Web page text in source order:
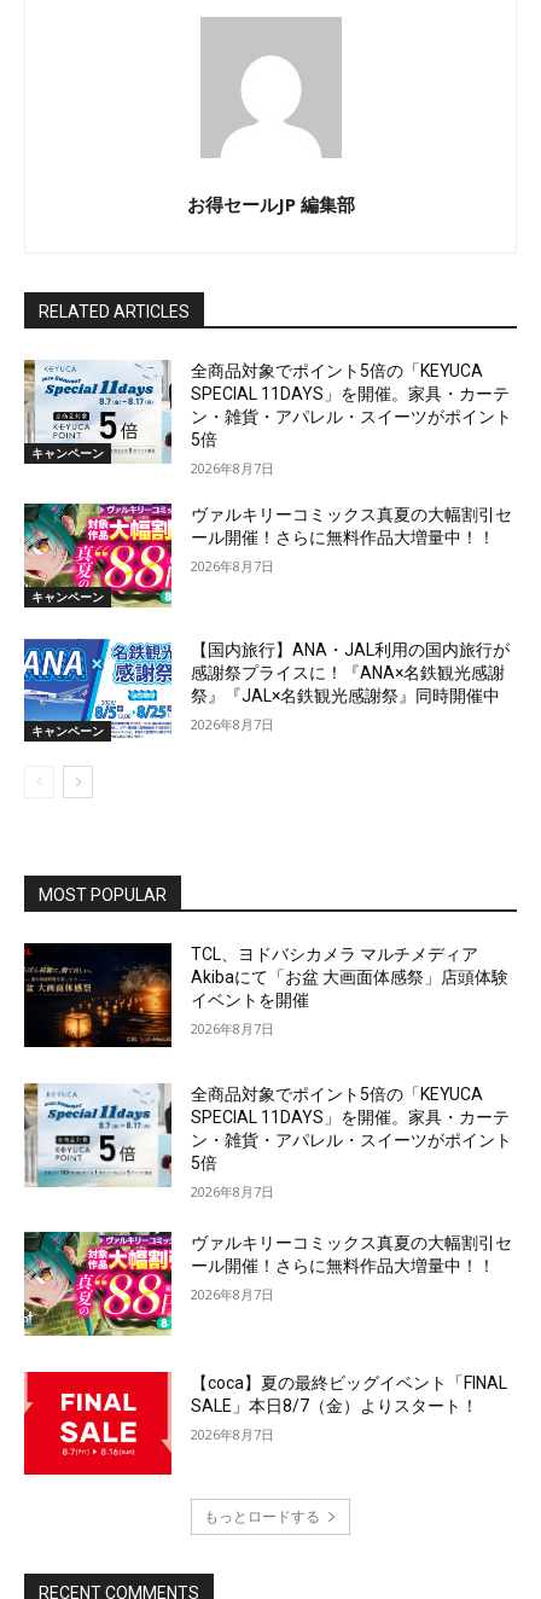
お得セールJP 編集部
RELATED ARTICLES
キャンペーン
全商品対象でポイント5倍の「KEYUCA
SPECIAL 11DAYS」を開催。家具・カーテ
ン・雑貨・アパレル・スイーツがポイント
5倍
2026年8月7日
キャンペーン
ヴァルキリーコミックス真夏の大幅割引セ
ール開催！さらに無料作品大増量中！！
2026年8月7日
キャンペーン
【国内旅行】ANA・JAL利用の国内旅行が
感謝祭プライスに！『ANA×名鉄観光感謝
祭』『JAL×名鉄観光感謝祭』同時開催中
2026年8月7日
MOST POPULAR
TCL、ヨドバシカメラ マルチメディア
Akibaにて「お盆 大画面体感祭」店頭体験
イベントを開催
2026年8月7日
全商品対象でポイント5倍の「KEYUCA
SPECIAL 11DAYS」を開催。家具・カーテ
ン・雑貨・アパレル・スイーツがポイント
5倍
2026年8月7日
ヴァルキリーコミックス真夏の大幅割引セ
ール開催！さらに無料作品大増量中！！
2026年8月7日
【coca】夏の最終ビッグイベント「FINAL
SALE」本日8/7（金）よりスタート！
2026年8月7日
もっとロードする
RECENT COMMENTS